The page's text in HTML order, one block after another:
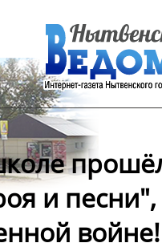
и
войне!